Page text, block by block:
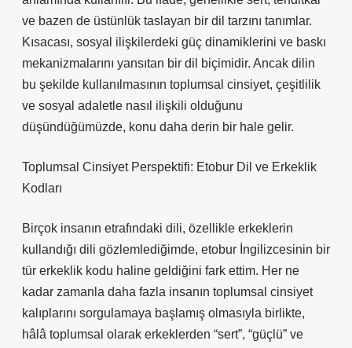
ve bazen de üstünlük taslayan bir dil tarzını tanımlar.
Kısacası, sosyal ilişkilerdeki güç dinamiklerini ve baskı
mekanizmalarını yansıtan bir dil biçimidir. Ancak dilin
bu şekilde kullanılmasının toplumsal cinsiyet, çeşitlilik
ve sosyal adaletle nasıl ilişkili olduğunu
düşündüğümüzde, konu daha derin bir hale gelir.
Toplumsal Cinsiyet Perspektifi: Etobur Dil ve Erkeklik
Kodları
Birçok insanın etrafındaki dili, özellikle erkeklerin
kullandığı dili gözlemlediğimde, etobur İngilizcesinin bir
tür erkeklik kodu haline geldiğini fark ettim. Her ne
kadar zamanla daha fazla insanın toplumsal cinsiyet
kalıplarını sorgulamaya başlamış olmasıyla birlikte,
hâlâ toplumsal olarak erkeklerden “sert”, “güçlü” ve